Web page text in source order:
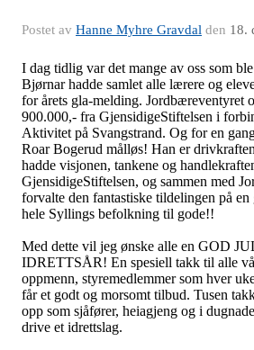
Postet av Hanne Myhre Gravdal den 18.
I dag tidlig var det mange av oss som
Bjørnar hadde samlet alle lærere og
for årets gla-melding. Jordbæreventyret
900.000,- fra GjensidigeStiftelsen i
Aktivitet på Svangstrand. Og for en
Roar Bogerud målløs! Han er
hadde visjonen, tankene og
GjensidigeStiftelsen, og sammen med
forvalte den fantastiske tildelingen på en
hele Syllings befolkning til gode!!
Med dette vil jeg ønske alle en GOD
IDRETTSÅR! En spesiell takk til alle
oppmenn, styremedlemmer som hver
får et godt og morsomt tilbud. Tusen
opp som sjåfører, heiagjeng og i
drive et idrettslag.